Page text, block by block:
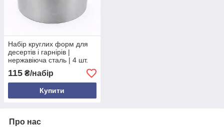
Набір круглих форм для
десертів і гарнірів |
нержавіюча сталь | 4 шт.
Ø10.5/9/8/6.2 см | висота
6,8 см
115 ₴/набір
Купити
Про нас